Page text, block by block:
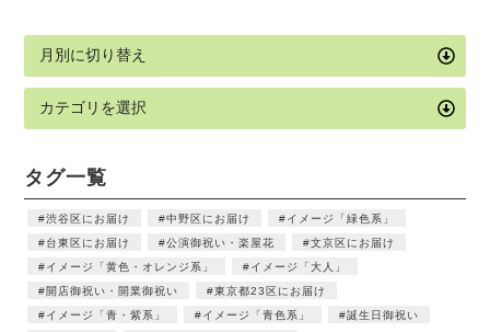
タグ一覧
渋谷区にお届け 中野区にお届け
イメージ「緑色系」
台東区にお届け
公演御祝い・楽屋花
文京区にお届け
イメージ「黄色・オレンジ系」
イメージ「大人」
開店御祝い・開業御祝い
東京都23区にお届け
イメージ「青・紫系」
イメージ「青色系」
誕生日御祝い